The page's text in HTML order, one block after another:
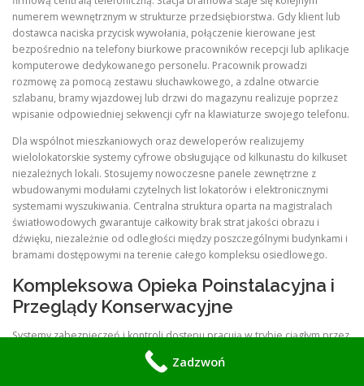
numerem wewnętrznym w strukturze przedsiębiorstwa. Gdy klient lub
dostawca naciska przycisk wywołania, połączenie kierowane jest
bezpośrednio na telefony biurkowe pracowników recepcji lub aplikacje
komputerowe dedykowanego personelu. Pracownik prowadzi
rozmowę za pomocą zestawu słuchawkowego, a zdalne otwarcie
szlabanu, bramy wjazdowej lub drzwi do magazynu realizuje poprzez
wpisanie odpowiedniej sekwencji cyfr na klawiaturze swojego telefonu.
Dla wspólnot mieszkaniowych oraz deweloperów realizujemy
wielolokatorskie systemy cyfrowe obsługujące od kilkunastu do kilkuset
niezależnych lokali. Stosujemy nowoczesne panele zewnętrzne z
wbudowanymi modułami czytelnych list lokatorów i elektronicznymi
systemami wyszukiwania. Centralna struktura oparta na magistralach
światłowodowych gwarantuje całkowity brak strat jakości obrazu i
dźwięku, niezależnie od odległości między poszczególnymi budynkami i
bramami dostępowymi na terenie całego kompleksu osiedlowego.
Kompleksowa Opieka Poinstalacyjna i
Przeglądy Konserwacyjne
Systemy zabezpieczeń i kontroli dostępu pracują w trybie ciągłym przez
całą dobę we wszystkie dni w roku. Aby zachować ich pełną sprawność
operacyjną, niezbędne jest zapewnienie profesjonalnego wsparcia
Zadzwoń